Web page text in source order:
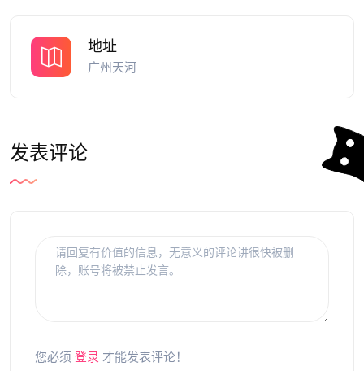
地址
广州天河
发表评论
您必须 登录 才能发表评论！